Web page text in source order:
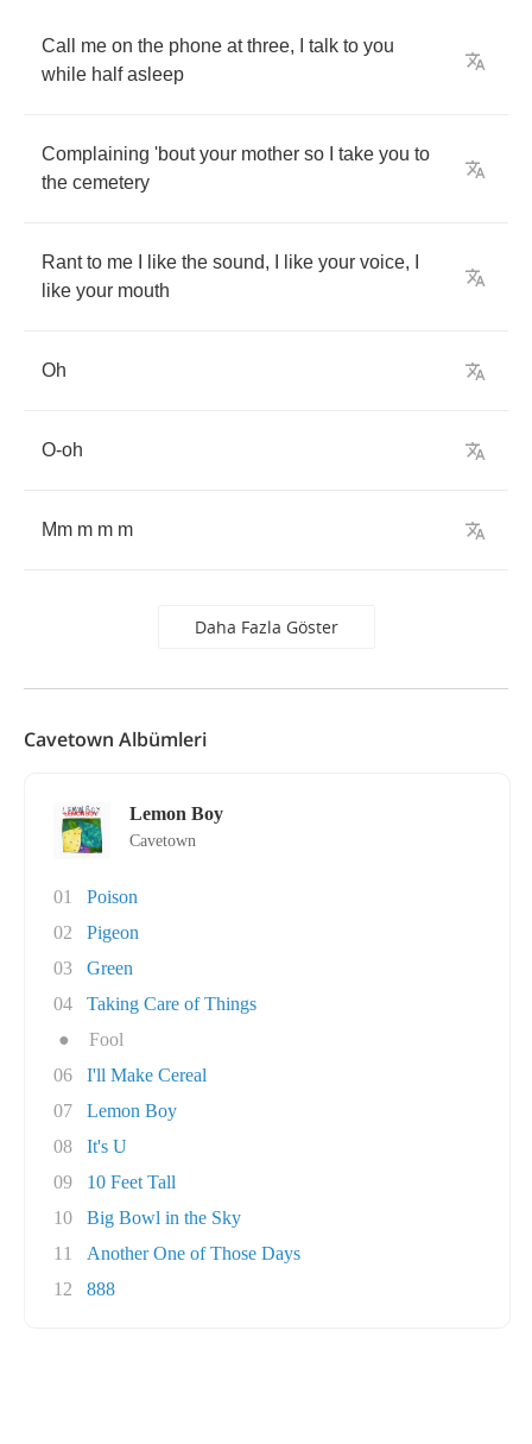
Call me on the phone at three, talk to you
while half asleep
Complaining 'bout your mother so take you to
the cemetery
Rant to me like the sound, like your voice,
like your mouth
Oh
O-oh
Mm m m m
Daha Fazla Göster
Cavetown Albümleri
Lemon Boy
Cavetown
01
Poison
02
Pigeon
03
Green
04
Taking Care of Things
●
Fool
06
I'll Make Cereal
07
Lemon Boy
08
It's U
09
10 Feet Tall
10
Big Bowl in the Sky
11
Another One of Those Days
12
888